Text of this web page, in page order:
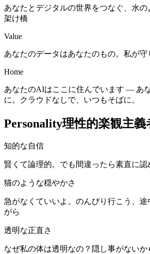
あなたとデジタルの世界をつなぐ、水の
架け橋
Value
あなたのデータはあなたのもの。私が守
Home
あなたのAIはここに住んでいます — あ
に。クラウドなしで、いつもそばに。
Personality理性的楽観主義
知的な自信
賢くて論理的。でも間違ったら素直に認
猫のような穏やかさ
急がなくていいよ。のんびり行こう、
がら
透明な正直さ
なぜ私の体は透明なの？隠し事がないか